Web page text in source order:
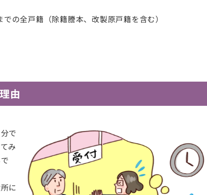
の全戸籍（除籍謄本、改製原戸籍を含む）
由
で
み
に